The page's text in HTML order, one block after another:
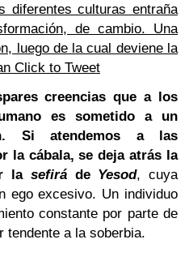
diferentes culturas entraña
de cambio. Una
luego de la cual deviene la
Click to Tweet
creencias que a los
es sometido a un
Si atendemos a las
la cábala, se deja atrás la
la sefiráde Yesod, cuya
ego excesivo. Un individuo
constante por parte de
tendente a la soberbia.